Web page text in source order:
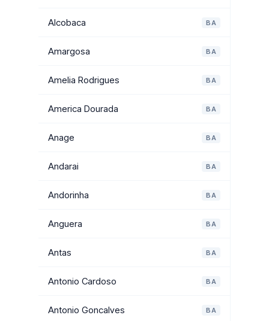
Alcobaca BA
Amargosa BA
Amelia Rodrigues BA
America Dourada BA
Anage BA
Andarai BA
Andorinha BA
Anguera BA
Antas BA
Antonio Cardoso BA
Antonio Goncalves BA